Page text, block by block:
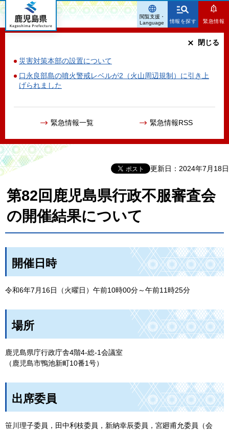
鹿児島県
情報を探す 緊急情報
災害対策本部の設置について
口永良部島の噴火警戒レベルが2（火山周辺規制）に引き上
げられました
緊急情報一覧 緊急情報RSS
閉じる
閲覧支援・
Language
更新日：2024年7月18日
第82回鹿児島県行政不服審査会
の開催結果について
開催日時
令和6年7月16日（火曜日）午前10時00分～午前11時25分
場所
鹿児島県庁行政庁舎4階4-総-1会議室
（鹿児島市鴨池新町10番1号）
出席委員
笹川理子委員，田中利枝委員，新納幸辰委員，宮廻甫允委員（会